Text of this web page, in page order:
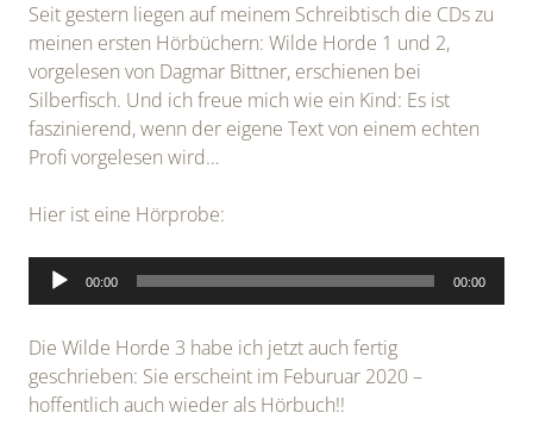
Seit gestern liegen auf meinem Schreibtisch die CDs zu
meinen ersten Hörbüchern: Wilde Horde 1 und 2,
vorgelesen von Dagmar Bittner, erschienen bei
Silberfisch. Und ich freue mich wie ein Kind: Es ist
faszinierend, wenn der eigene Text von einem echten
Profi vorgelesen wird…
Hier ist eine Hörprobe:
Audio-
Player
00:00 00:00
Die Wilde Horde 3 habe ich jetzt auch fertig
geschrieben: Sie erscheint im Feburuar 2020 –
hoffentlich auch wieder als Hörbuch!!